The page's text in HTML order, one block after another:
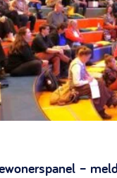
contact stimuleren,
ABCD, WijkWijzer >
crisis,
>
–